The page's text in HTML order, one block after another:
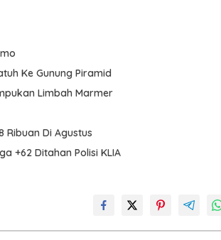
Ke Gunung Piramid
Limbah Marmer
Ribuan Di Agustus
+62 Ditahan Polisi KLIA